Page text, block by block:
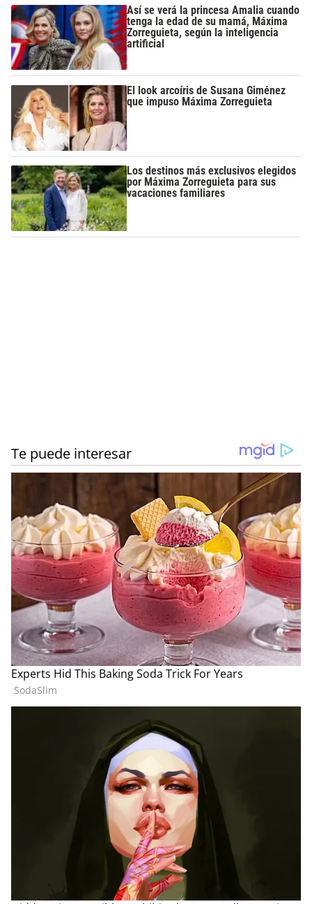
Así se verá la princesa Amalia cuando
tenga la edad de su mamá, Máxima
Zorreguieta, según la inteligencia
artificial
El look arcoíris de Susana Giménez
que impuso Máxima Zorreguieta
Los destinos más exclusivos elegidos
por Máxima Zorreguieta para sus
vacaciones familiares